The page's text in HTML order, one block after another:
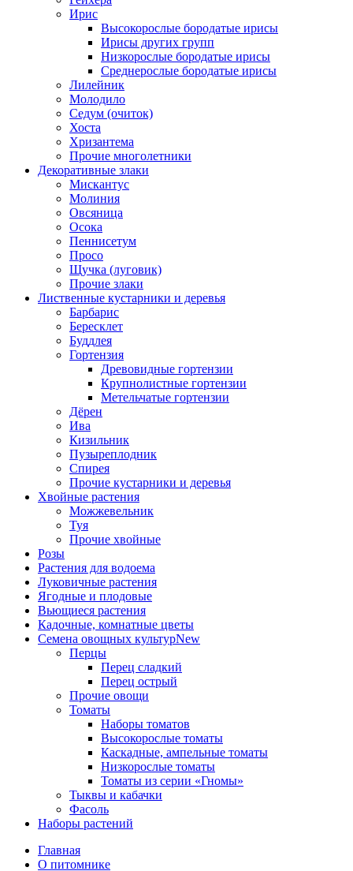
Ирис
Высокорослые бородатые ирисы
Ирисы других групп
Низкорослые бородатые ирисы
Среднерослые бородатые ирисы
Лилейник
Молодило
Седум (очиток)
Хоста
Хризантема
Прочие многолетники
Декоративные злаки
Мискантус
Молиния
Овсяница
Осока
Пеннисетум
Просо
Щучка (луговик)
Прочие злаки
Лиственные кустарники и деревья
Барбарис
Бересклет
Буддлея
Гортензия
Древовидные гортензии
Крупнолистные гортензии
Метельчатые гортензии
Дёрен
Ива
Кизильник
Пузыреплодник
Спирея
Прочие кустарники и деревья
Хвойные растения
Можжевельник
Туя
Прочие хвойные
Розы
Растения для водоема
Луковичные растения
Ягодные и плодовые
Вьющиеся растения
Кадочные, комнатные цветы
Семена овощных культурNew
Перцы
Перец сладкий
Перец острый
Прочие овощи
Томаты
Наборы томатов
Высокорослые томаты
Каскадные, ампельные томаты
Низкорослые томаты
Томаты из серии «Гномы»
Тыквы и кабачки
Фасоль
Наборы растений
Главная
О питомнике